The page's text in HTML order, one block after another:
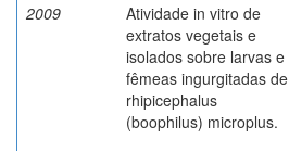
2009
Atividade in vitro de
extratos vegetais e
isolados sobre larvas e
fêmeas ingurgitadas de
rhipicephalus
(boophilus) microplus.